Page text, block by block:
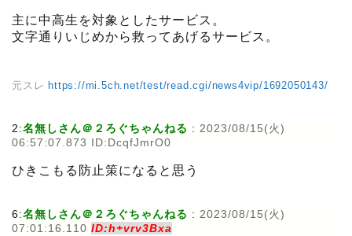
主に中高生を対象としたサービス。
文字通りいじめから救ってあげるサービス。
元スレ https://mi.5ch.net/test/read.cgi/news4vip/1692050143/
2:名無しさん＠２ろぐちゃんねる : 2023/08/15(火)
06:57:07.873 ID:DcqfJmrO0
ひきこもる防止策になると思う
6:名無しさん＠２ろぐちゃんねる : 2023/08/15(火)
07:01:16.110 ID:h+vrv3Bxa